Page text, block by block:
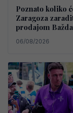
Poznato koliko
Zaragoza
prodajom
06/08/2026